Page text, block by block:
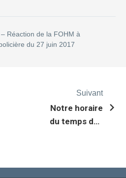
Réaction de la FOHM à
du 27 juin 2017
Suivant
Notre horaire
du temps des